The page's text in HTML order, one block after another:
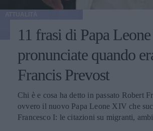
11 frasi di Papa
pronunciate quando
Francis Prevost
Chi è e cosa ha detto in passato Robert
ovvero il nuovo Papa Leone XIV che
Francesco I: le citazioni su migranti,